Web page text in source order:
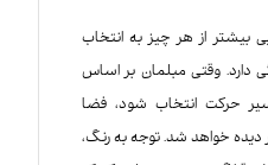
بیشتر از هر چیز به انتخاب
وقتی مبلمان بر اساس
حرکت انتخاب شود، فضا
دیده خواهد شد. توجه به رنگ،